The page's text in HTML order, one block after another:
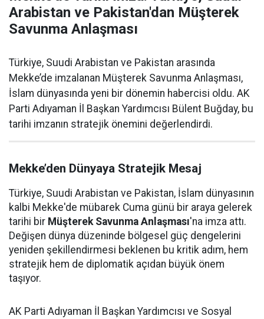
Arabistan ve Pakistan'dan Müşterek
Savunma Anlaşması
Türkiye, Suudi Arabistan ve Pakistan arasında
Mekke’de imzalanan Müşterek Savunma Anlaşması,
İslam dünyasında yeni bir dönemin habercisi oldu. AK
Parti Adıyaman İl Başkan Yardımcısı Bülent Buğday, bu
tarihi imzanın stratejik önemini değerlendirdi.
Mekke’den Dünyaya Stratejik Mesaj
Türkiye, Suudi Arabistan ve Pakistan, İslam dünyasının
kalbi Mekke'de mübarek Cuma günü bir araya gelerek
tarihi bir Müşterek Savunma Anlaşması'na imza attı.
Değişen dünya düzeninde bölgesel güç dengelerini
yeniden şekillendirmesi beklenen bu kritik adım, hem
stratejik hem de diplomatik açıdan büyük önem
taşıyor.
AK Parti Adıyaman İl Başkan Yardımcısı ve Sosyal